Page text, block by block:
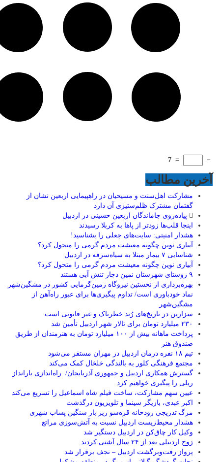
−
=
7
آخرین مطالب
مشارکت اهل‌سنت و مسیحیان در راهپیمایی اربعین نشان از
گفتمان مشترک ظلم‌ستیزی آن دارد
پیاده‌روی جاماندگان اربعین حسینی در اردبیل
اینجا قلب‌ها زودتر از پاها به کربلا رسیدند
هشدار امنیتی: سایت‌های جعلی را بشناسید!
آبیاری نوین چگونه معیشت مردم گرمی را متحول کرد؟
شناسایی ۷ بیمار مبتلا به سیاه‌سرفه در اردبیل
آبیاری نوین چگونه معیشت مردم گرمی را متحول کرد؟
۹ روستای شهرستان نمین دچار تنش آبی هستند
بهره‌برداری از نخستین نیروگاه زمین‌گرمایی کشور در مشگین‌شهر
نماد خودباوری است/ تداوم پیگیری‌ها برای عبور راه‌آهن از
مشگین‌شهر
سزارین در تاریخ‌های رُند خطرناک و غیر قانونی است
۲۳۰ میلیارد تومان برای تالار شهر اردبیل تأمین شد
پرداخت ماهانه بیش از ۱۰۰ میلیارد تومان به هنرمندان از طریق
صندوق هنر
تیم ۱۸ نفره درمان اردبیل در مهران مستقر می‌شود
مجتمع فرهنگی کلور به بالندگی خلخال کمک می‌کند
گسترش همکاری اردبیل و جمهوری آذربایجان/ راه‌اندازی بارانداز
ریلی را پیگیری خواهیم کرد
عیین سهم مشارکت، ساخت فیلم شاه‌ اسماعیل را تسریع می‌کند
اکبر عبدی، بازیگر سینما و تلویزیون درگذشت
مرگ تدریجی رودخانه قره‌سو زیر بار سنگین پساب شهری
هشدار محیط‌زیست اردبیل نسبت به آتش‌سوزی مراتع
وکیل کار چاق‌کن در اردبیل دستگیر شد
زوج اردبیلی بعد از ۲۴ سال آشتی کردند
پرواز رفت‌وبرگشت اردبیل – نجف برقرار شد